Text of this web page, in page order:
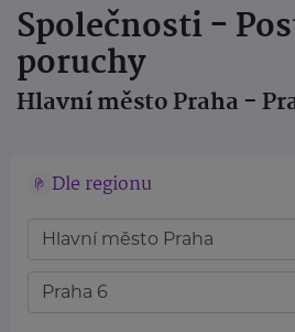
Společnosti -
poruchy
Hlavní město Praha -
Dle regionu